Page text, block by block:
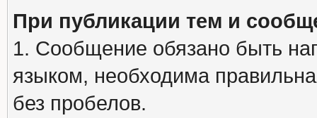
При публикации тем и
1. Сообщение обязано быть
языком, необходима
без пробелов.